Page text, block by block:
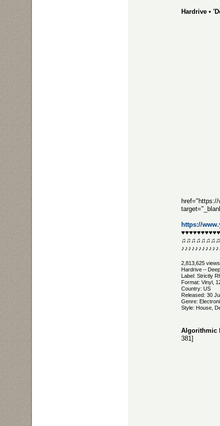
Hardrive ‎•
https://
2,813,625
Hardrive ‎–
Label: Strictly
Format: Vinyl,
Country: US
Released: 30
Genre:
Style: House,
Algorithmic
381]